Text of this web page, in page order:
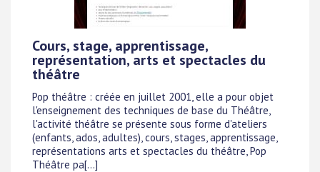
Cours, stage, apprentissage,
représentation, arts et spectacles du
théâtre
Pop théâtre : créée en juillet 2001, elle a pour objet
l'enseignement des techniques de base du Théâtre,
l'activité théâtre se présente sous forme d'ateliers
(enfants, ados, adultes), cours, stages, apprentissage,
représentations arts et spectacles du théâtre, Pop
Théâtre pa[...]